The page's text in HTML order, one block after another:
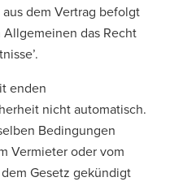
dem Vertrag befolgt
das Recht
enden
nicht automatisch.
Bedingungen
Vermieter oder vom
Gesetz gekündigt